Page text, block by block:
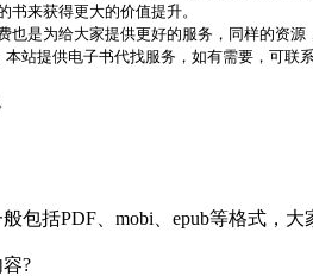
来获得更大的价值提升。
是为给大家提供更好的服务，同样的资
站提供电子书代找服务，如有需要，可联系
包括PDF、mobi、epub等格式，
?